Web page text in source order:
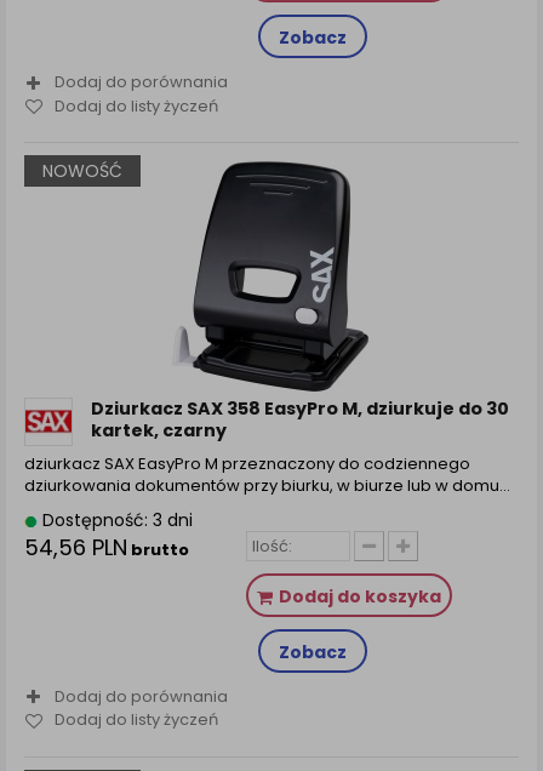
Zobacz
Dodaj do porównania
Dodaj do listy życzeń
NOWOŚĆ
Dziurkacz SAX 358 EasyPro M, dziurkuje do 30
kartek, czarny
dziurkacz SAX EasyPro M przeznaczony do codziennego
dziurkowania dokumentów przy biurku, w biurze lub w domu…
Dostępność: 3 dni
54,56 PLN brutto
Dodaj do koszyka
Zobacz
Dodaj do porównania
Dodaj do listy życzeń